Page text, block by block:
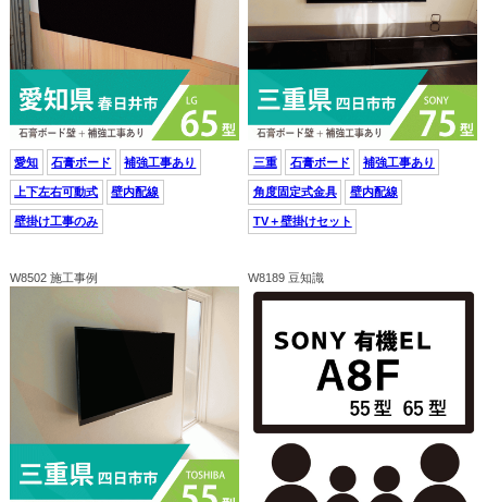
愛知 石膏ボード 補強工事あり
上下左右可動式 壁内配線
壁掛け工事のみ
三重 石膏ボード 補強工事あり
角度固定式金具 壁内配線
TV＋壁掛けセット
W8502 施工事例 W8189 豆知識